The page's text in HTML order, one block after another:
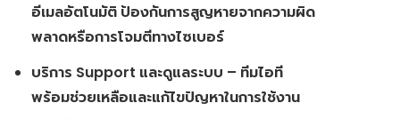
อีเมลอัตโนมัติ ป้องกันการสูญหายจากความผิด
พลาดหรือการโจมตีทางไซเบอร์
บริการ Support และดูแลระบบ – ทีมไอที
พร้อมช่วยเหลือและแก้ไขปัญหาในการใช้งาน